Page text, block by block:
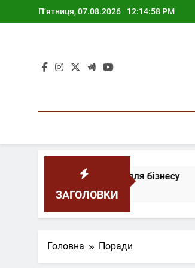
до
П’ятниця, 07.08.2026 12:14:59 PM
ЗАГОЛОВКИ
інструмент для бізнесу
Головна Поради